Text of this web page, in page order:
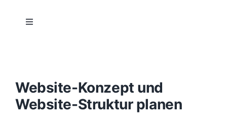
Toggle
Konzept
Website-Konzept und
Website-Struktur planen